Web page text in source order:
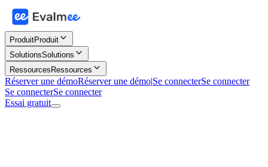
ProduitProduit
SolutionsSolutions
Ressources Ressources
Réserver une démoRéserver une démo|Se connecterSe connecter
Se connecterSe connecter
Essai gratuit